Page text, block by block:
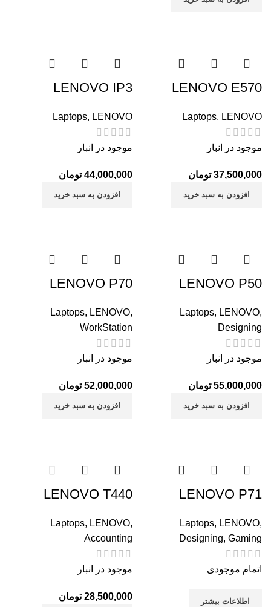
LENOVO E570
Laptops, LENOVO
موجود در انبار
37,500,000 تومان
افزودن به سبد خرید
LENOVO IP3
Laptops, LENOVO
موجود در انبار
44,000,000 تومان
افزودن به سبد خرید
LENOVO P50
Laptops, LENOVO,
Designing
موجود در انبار
55,000,000 تومان
افزودن به سبد خرید
LENOVO P70
Laptops, LENOVO,
WorkStation
موجود در انبار
52,000,000 تومان
افزودن به سبد خرید
LENOVO P71
Laptops, LENOVO,
Designing, Gaming
اتمام موجودی
اطلاعات بیشتر
LENOVO T440
Laptops, LENOVO,
Accounting
موجود در انبار
28,500,000 تومان